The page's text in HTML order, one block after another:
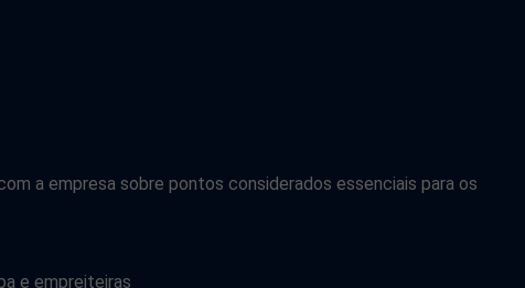
a empresa sobre pontos considerados essenciais para os
e empreiteiras